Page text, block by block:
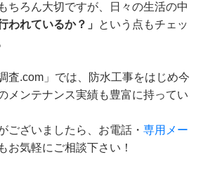
ちろん大切ですが、日々の生活の中
われているか？」 という点もチェッ
査.com」では、防水工事をはじめ今
メンテナンス実績も豊富に持ってい
ございましたら、お電話・専用メー
お気軽にご相談下さい！